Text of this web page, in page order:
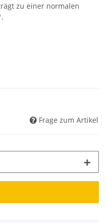
zu einer normalen
Frage zum Artikel